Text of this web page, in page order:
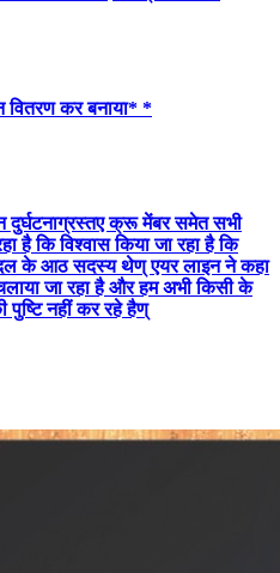
वितरण कर बनाया* *
दुर्घटनाग्रस्तए क्रू मेंबर समेत सभी
है कि विश्वास किया जा रहा है कि
के आठ सदस्य थेण् एयर लाइन ने कहा
जा रहा है और हम अभी किसी के
पुष्टि नहीं कर रहे हैण्